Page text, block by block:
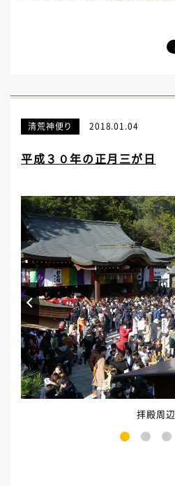
清荒神便り 2018.01.04
平成３０年の正月三が日
拝殿周辺
3 4
Prev